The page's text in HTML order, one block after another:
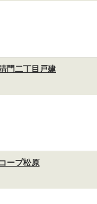
門二丁目戸建
ープ松原